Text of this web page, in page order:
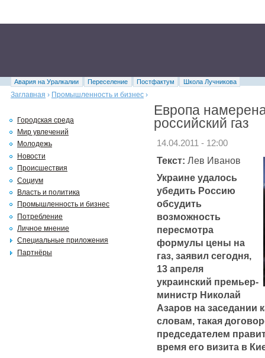
Авария на Уралкалии Переселение Постфактум
Школа Лучникова
Заглавная › Промышленность и бизнес ›
Европа
российский газ
14.04.2011 - 12:00
Текст: Лев Иванов
Украине удалось
убедить Россию
обсудить
возможность
пересмотра
формулы цены на
газ, заявил сегодня,
13 апреля
украинский премьер-
министр Николай
Азаров на заседании
словам, такая
председателем
время его визита в
Городская среда
Мир увлечений
Молодежь
Новости
Происшествия
Социум
Власть и политика
Промышленность и бизнес
Потребление
Личное мнение
Специальные приложения
Партнёры